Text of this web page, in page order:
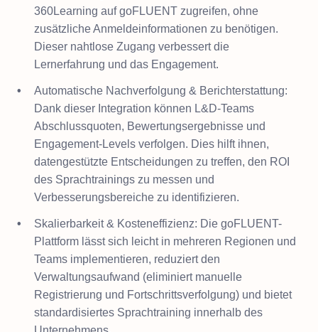
360Learning auf goFLUENT zugreifen, ohne
zusätzliche Anmeldeinformationen zu benötigen.
Dieser nahtlose Zugang verbessert die
Lernerfahrung und das Engagement.
Automatische Nachverfolgung & Berichterstattung:
Dank dieser Integration können L&D-Teams
Abschlussquoten, Bewertungsergebnisse und
Engagement-Levels verfolgen. Dies hilft ihnen,
datengestützte Entscheidungen zu treffen, den ROI
des Sprachtrainings zu messen und
Verbesserungsbereiche zu identifizieren.
Skalierbarkeit & Kosteneffizienz: Die goFLUENT-
Plattform lässt sich leicht in mehreren Regionen und
Teams implementieren, reduziert den
Verwaltungsaufwand (eliminiert manuelle
Registrierung und Fortschrittsverfolgung) und bietet
standardisiertes Sprachtraining innerhalb des